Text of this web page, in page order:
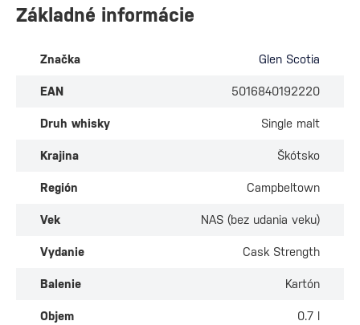
Základné informácie
Značka Glen Scotia
EAN 5016840192220
Druh whisky Single malt
Krajina Škótsko
Región Campbeltown
Vek NAS (bez udania veku)
Vydanie Cask Strength
Balenie Kartón
Objem 0.7 l